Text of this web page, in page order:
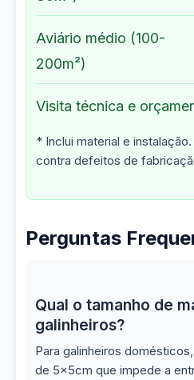
Aviário médio (100-
200m²)
Visita técnica e
* Inclui material e
contra defeitos de
Perguntas
Qual o tamanho de
galinheiros?
Para galinheiros
de 5x5cm que impede a